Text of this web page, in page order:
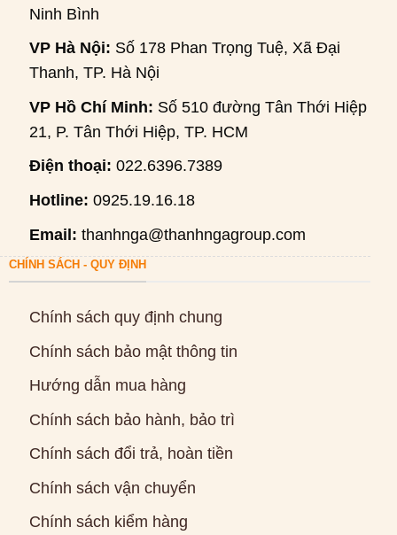
Ninh Bình
VP Hà Nội: Số 178 Phan Trọng Tuệ, Xã Đại
Thanh, TP. Hà Nội
VP Hồ Chí Minh: Số 510 đường Tân Thới Hiệp
21, P. Tân Thới Hiệp, TP. HCM
Điện thoại: 022.6396.7389
Hotline: 0925.19.16.18
Email: thanhnga@thanhngagroup.com
CHÍNH SÁCH - QUY ĐỊNH
Chính sách quy định chung
Chính sách bảo mật thông tin
Hướng dẫn mua hàng
Chính sách bảo hành, bảo trì
Chính sách đổi trả, hoàn tiền
Chính sách vận chuyển
Chính sách kiểm hàng